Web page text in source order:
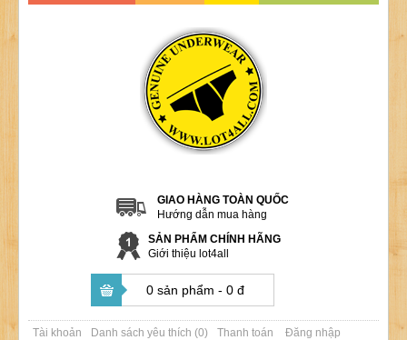
GIAO HÀNG TOÀN QUỐC
Hướng dẫn mua hàng
SẢN PHẨM CHÍNH HÃNG
Giới thiệu lot4all
0 sản phẩm - 0 đ
Tài khoản Danh sách yêu thích (0) Thanh toán Đăng nhập